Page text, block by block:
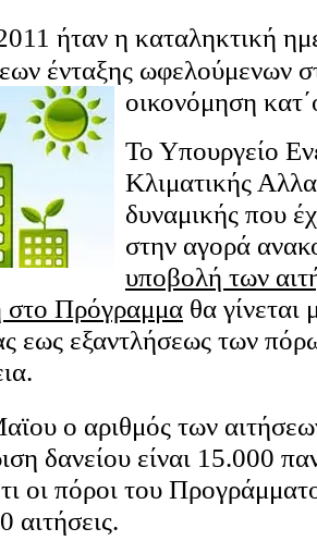
ήταν η καταληκτική
ένταξης ωφελούμενων
οικονόμηση
Το Υπουργείο
Κλιματικής
δυναμικής που
στην αγορά
υποβολή των
στο Πρόγραμμα θα γίνεται
εως εξαντλήσεως των
ο αριθμός των
δανείου είναι 15.000
οι πόροι του
αιτήσεις.